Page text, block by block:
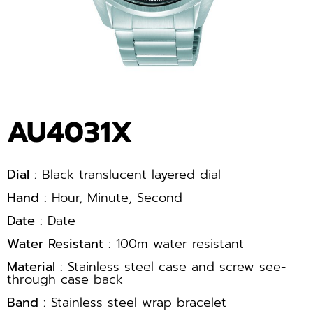
AU4031X
Dial : Black translucent layered dial
Hand : Hour, Minute, Second
Date : Date
Water Resistant : 100m water resistant
Material : Stainless steel case and screw see-
through case back
Band : Stainless steel wrap bracelet